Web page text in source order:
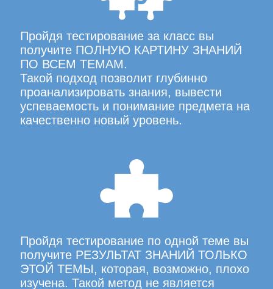
Пройдя тестирование за класс вы
получите ПОЛНУЮ КАРТИНУ ЗНАНИЙ
ПО ВСЕМ ТЕМАМ.
Такой подход позволит глубинно
проанализировать знания, вывести
успеваемость и понимание предмета на
качественно новый уровень.
Пройдя тестирование по одной теме вы
получите РЕЗУЛЬТАТ ЗНАНИЙ ТОЛЬКО
ЭТОЙ ТЕМЫ, которая, возможно, плохо
изучена. Такой метод не является